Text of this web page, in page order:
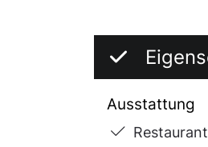
Ausstattung
Restaurant